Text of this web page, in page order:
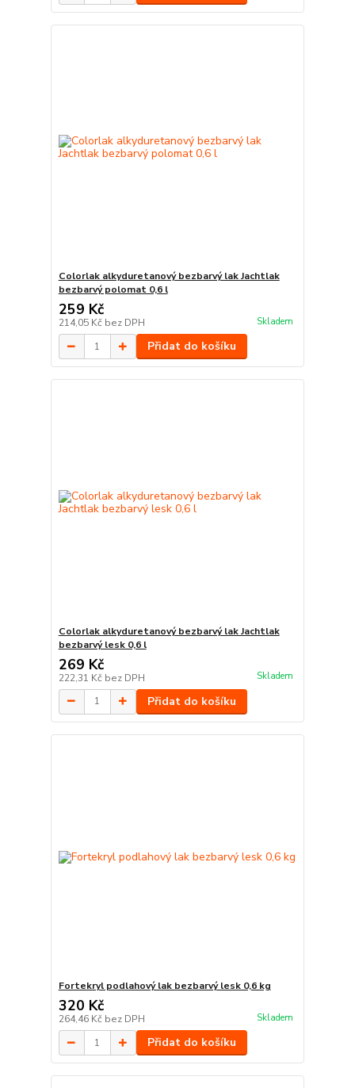
Colorlak alkyduretanový bezbarvý lak Jachtlak
bezbarvý polomat 0,6 l
259 Kč
214,05 Kč bez DPH Skladem
Přidat do košíku
Colorlak alkyduretanový bezbarvý lak Jachtlak
bezbarvý lesk 0,6 l
269 Kč
222,31 Kč bez DPH Skladem
Přidat do košíku
Fortekryl podlahový lak bezbarvý lesk 0,6 kg
320 Kč
264,46 Kč bez DPH Skladem
Přidat do košíku